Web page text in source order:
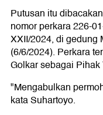
Putusan itu
nomor perkara 226-
XXII/2024, di gedung
(6/6/2024). Perkara
Golkar sebagai Pihak
"Mengabulkan
kata Suhartoyo.